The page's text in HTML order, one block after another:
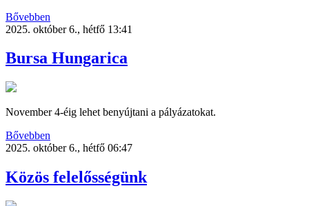
Bővebben
2025. október 6., hétfő 13:41
Bursa Hungarica
November 4-éig lehet benyújtani a pályázatokat.
Bővebben
2025. október 6., hétfő 06:47
Közös felelősségünk